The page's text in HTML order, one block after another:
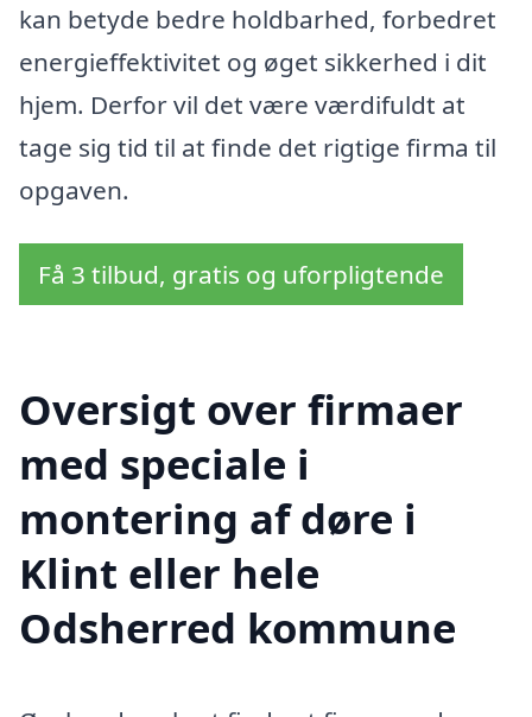
kan betyde bedre holdbarhed, forbedret
energieffektivitet og øget sikkerhed i dit
hjem. Derfor vil det være værdifuldt at
tage sig tid til at finde det rigtige firma til
opgaven.
Få 3 tilbud, gratis og uforpligtende
Oversigt over firmaer
med speciale i
montering af døre i
Klint eller hele
Odsherred kommune